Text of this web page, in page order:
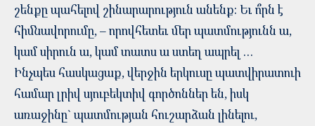
շենքը պահելով շինարարություն անենք: Եւ ո՞րն է
հիմնավորումը, – որովհետեւ մեր պատմությունն ա,
կամ սիրուն ա, կամ տատս ա ստեղ ապրել …
Ինչպես հասկացաք, վերջին երկուսը պատվիրատուի
համար լրիվ սյուբեկտիվ գործոններ են, իսկ
առաջինը` պատմության հուշարձան լինելու,